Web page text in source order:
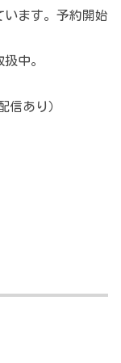
います。予約開始
中。
信あり）